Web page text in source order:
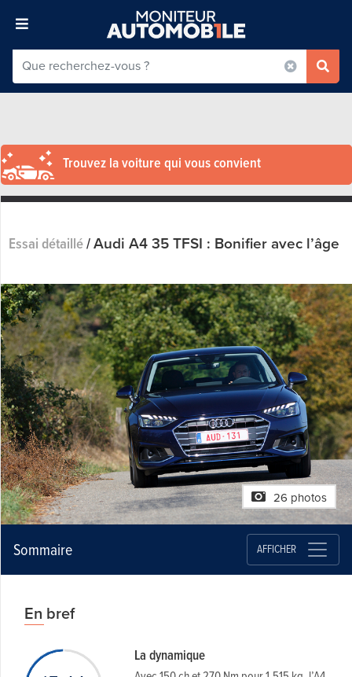
Trouvez la voiture qui vous convient
Essai détaillé/Audi A4 35 TFSI : Bonifier avec l’âge
26 photos
Sommaire AFFICHER
En bref
La dynamique